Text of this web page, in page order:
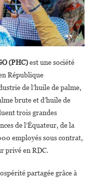
(PHC)est une société
République
de l’huile de palme,
brute et d’huile de
trois grandes
de l’Équateur, de la
employés sous contrat,
privé en RDC.
partagée grâce à